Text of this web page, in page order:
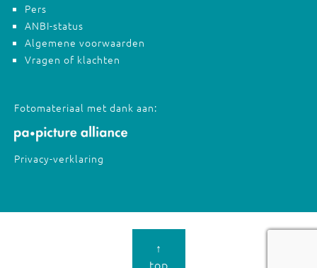
Pers
ANBI-status
Algemene voorwaarden
Vragen of klachten
Fotomateriaal met dank aan:
Privacy-verklaring
↑
top